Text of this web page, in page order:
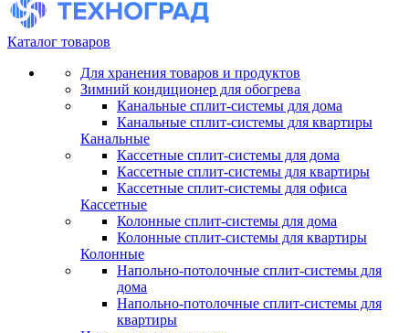
Каталог товаров
Для хранения товаров и продуктов
Зимний кондиционер для обогрева
Канальные сплит-системы для дома
Канальные сплит-системы для квартиры
Канальные
Кассетные сплит-системы для дома
Кассетные сплит-системы для квартиры
Кассетные сплит-системы для офиса
Кассетные
Колонные сплит-системы для дома
Колонные сплит-системы для квартиры
Колонные
Напольно-потолочные сплит-системы для
дома
Напольно-потолочные сплит-системы для
квартиры